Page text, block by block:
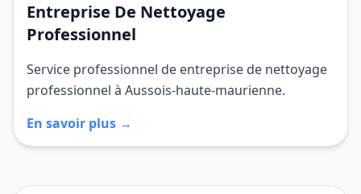
Entreprise De Nettoyage
Professionnel
Service professionnel de entreprise de nettoyage
professionnel à Aussois-haute-maurienne.
En savoir plus →